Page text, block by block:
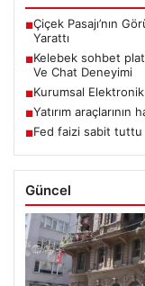
■Çiçek Pasajı’nın
Yarattı
■Kelebek sohbet
Ve Chat Deneyimi
■Kurumsal
■Yatırım araçlarının
■Fed faizi sabit tuttu
Güncel